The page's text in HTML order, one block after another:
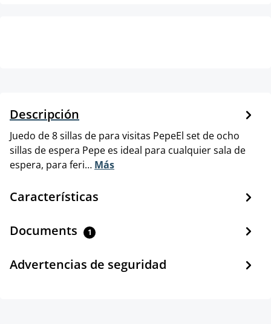
Descripción
Juedo de 8 sillas de para visitas PepeEl set de ocho
sillas de espera Pepe es ideal para cualquier sala de
espera, para feri… Más
Características
Documents 1
Advertencias de seguridad